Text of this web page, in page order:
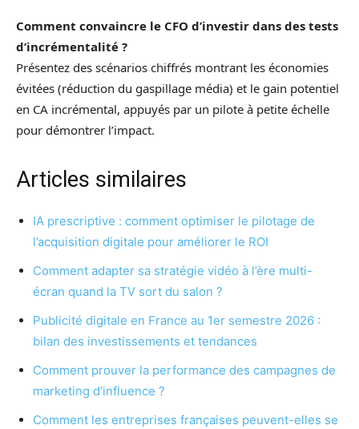
Comment convaincre le CFO d’investir dans des tests
d’incrémentalité ?
Présentez des scénarios chiffrés montrant les économies
évitées (réduction du gaspillage média) et le gain potentiel
en CA incrémental, appuyés par un pilote à petite échelle
pour démontrer l’impact.
Articles similaires
IA prescriptive : comment optimiser le pilotage de
l’acquisition digitale pour améliorer le ROI
Comment adapter sa stratégie vidéo à l’ère multi-
écran quand la TV sort du salon ?
Publicité digitale en France au 1er semestre 2026 :
bilan des investissements et tendances
Comment prouver la performance des campagnes de
marketing d’influence ?
Comment les entreprises françaises peuvent-elles se